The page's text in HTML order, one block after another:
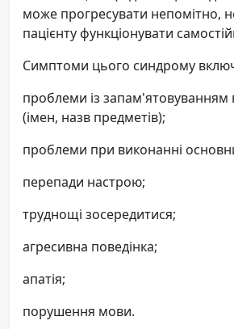
може прогресувати непомітно,
пацієнту функціонувати
Симптоми цього синдрому
проблеми із запам'ятовуванням
(імен, назв предметів);
проблеми при виконанні
перепади настрою;
труднощі зосередитися;
агресивна поведінка;
апатія;
порушення мови.